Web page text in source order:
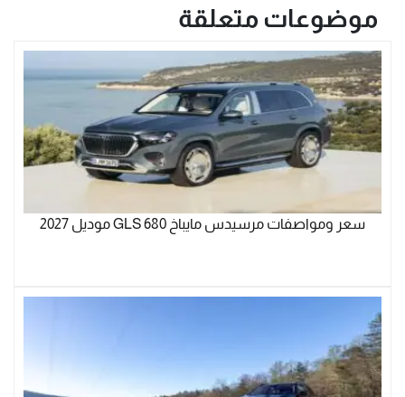
موضوعات متعلقة
سعر ومواصفات مرسيدس مايباخ GLS 680 موديل 2027